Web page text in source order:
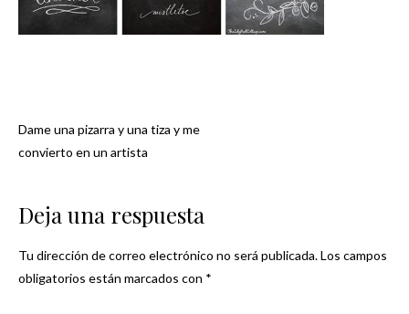
Navegación
Dame una pizarra y una tiza y me
convierto en un artista
Deja una respuesta
Tu dirección de correo electrónico no será publicada.Los campos
obligatorios están marcados con *